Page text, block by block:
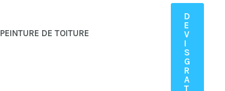
PEINTURE DE TOITURE
D
E
V
I
S
G
R
A
T